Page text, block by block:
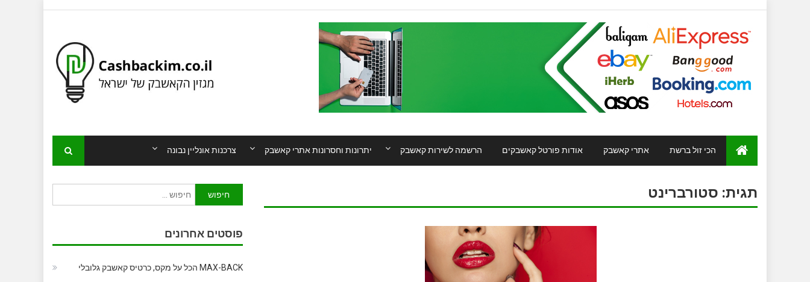
צרכנות אונליין נבונה יתרונות וחסרונות אתרי קאשבק הרשמה לשירות קאשבק אודות פורטל קאשבקים אתרי קאשבק הכי זול ברשת
תגית: סטורברינט חיפוש:
פוסטים אחרונים
MAX-BACK הכל על מקס, כרטיס קאשבק גלובלי